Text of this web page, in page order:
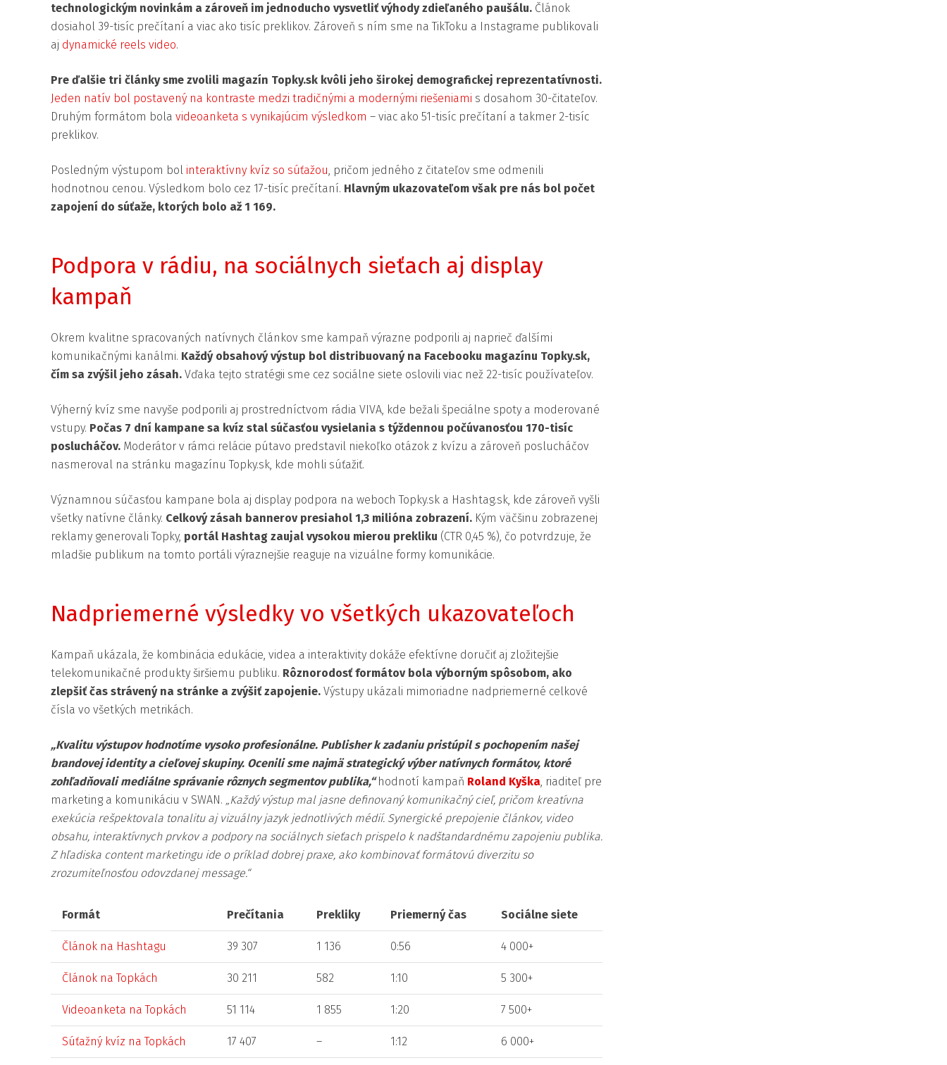
technologickým novinkám a zároveň im jednoducho vysvetliť výhody zdieľaného paušálu. Článok
dosiahol 39-tisíc prečítaní a viac ako tisíc preklikov. Zároveň s ním sme na TikToku a Instagrame publikovali
aj dynamické reels video.
Pre ďalšie tri články sme zvolili magazín Topky.sk kvôli jeho širokej demografickej reprezentatívnosti.
Jeden natív bol postavený na kontraste medzi tradičnými a modernými riešeniami s dosahom 30-čitateľov.
Druhým formátom bola videoanketa s vynikajúcim výsledkom – viac ako 51-tisíc prečítaní a takmer 2-tisíc
preklikov.
Posledným výstupom bol interaktívny kvíz so súťažou, pričom jedného z čitateľov sme odmenili
hodnotnou cenou. Výsledkom bolo cez 17-tisíc prečítaní. Hlavným ukazovateľom však pre nás bol počet
zapojení do súťaže, ktorých bolo až 1 169.
Podpora v rádiu, na sociálnych sieťach aj display
kampaň
Okrem kvalitne spracovaných natívnych článkov sme kampaň výrazne podporili aj naprieč ďalšími
komunikačnými kanálmi. Každý obsahový výstup bol distribuovaný na Facebooku magazínu Topky.sk,
čím sa zvýšil jeho zásah. Vďaka tejto stratégii sme cez sociálne siete oslovili viac než 22-tisíc používateľov.
Výherný kvíz sme navyše podporili aj prostredníctvom rádia VIVA, kde bežali špeciálne spoty a moderované
vstupy. Počas 7 dní kampane sa kvíz stal súčasťou vysielania s týždennou počúvanosťou 170-tisíc
poslucháčov. Moderátor v rámci relácie pútavo predstavil niekoľko otázok z kvízu a zároveň poslucháčov
nasmeroval na stránku magazínu Topky.sk, kde mohli súťažiť.
Významnou súčasťou kampane bola aj display podpora na weboch Topky.sk a Hashtag.sk, kde zároveň vyšli
všetky natívne články. Celkový zásah bannerov presiahol 1,3 milióna zobrazení. Kým väčšinu zobrazenej
reklamy generovali Topky, portál Hashtag zaujal vysokou mierou prekliku (CTR 0,45 %), čo potvrdzuje, že
mladšie publikum na tomto portáli výraznejšie reaguje na vizuálne formy komunikácie.
Nadpriemerné výsledky vo všetkých ukazovateľoch
Kampaň ukázala, že kombinácia edukácie, videa a interaktivity dokáže efektívne doručiť aj zložitejšie
telekomunikačné produkty širšiemu publiku. Rôznorodosť formátov bola výborným spôsobom, ako
zlepšiť čas strávený na stránke a zvýšiť zapojenie. Výstupy ukázali mimoriadne nadpriemerné celkové
čísla vo všetkých metrikách.
„Kvalitu výstupov hodnotíme vysoko profesionálne. Publisher k zadaniu pristúpil s pochopením našej
brandovej identity a cieľovej skupiny. Ocenili sme najmä strategický výber natívnych formátov, ktoré
zohľadňovali mediálne správanie rôznych segmentov publika,“hodnotí kampaň Roland Kyška, riaditeľ pre
marketing a komunikáciu v SWAN. „Každý výstup mal jasne definovaný komunikačný cieľ, pričom kreatívna
exekúcia rešpektovala tonalitu aj vizuálny jazyk jednotlivých médií. Synergické prepojenie článkov, video
obsahu, interaktívnych prvkov a podpory na sociálnych sieťach prispelo k nadštandardnému zapojeniu publika.
Z hľadiska content marketingu ide o príklad dobrej praxe, ako kombinovať formátovú diverzitu so
zrozumiteľnosťou odovzdanej message.“
Formát Prečítania Prekliky Priemerný čas Sociálne siete
Článok na Hashtagu 39 307 1 136 0:56 4 000+
Článok na Topkách 30 211 582 1:10 5 300+
Videoanketa na Topkách 51 114 1 855 1:20 7 500+
Súťažný kvíz na Topkách 17 407 – 1:12 6 000+